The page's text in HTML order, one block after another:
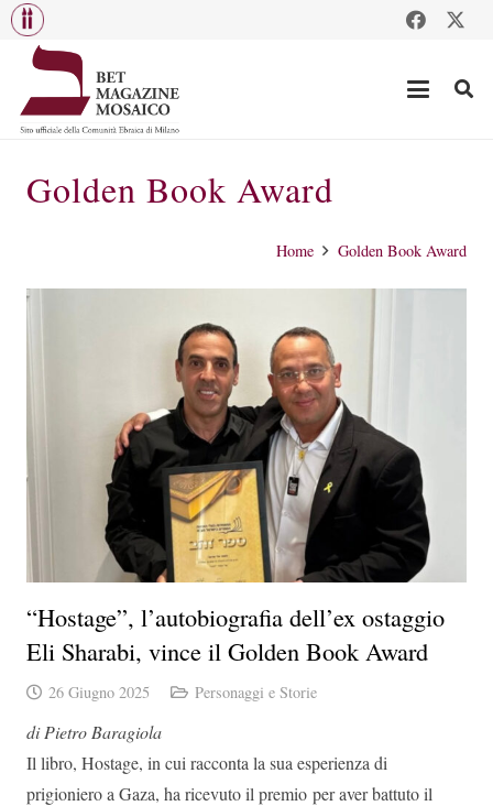
Golden Book Award
Home Golden Book Award
“Hostage”, l’autobiografia dell’ex ostaggio
Eli Sharabi, vince il Golden Book Award
26 Giugno 2025 Personaggi e Storie
di Pietro Baragiola
Il libro, Hostage, in cui racconta la sua esperienza di
prigioniero a Gaza, ha ricevuto il premio per aver battuto il